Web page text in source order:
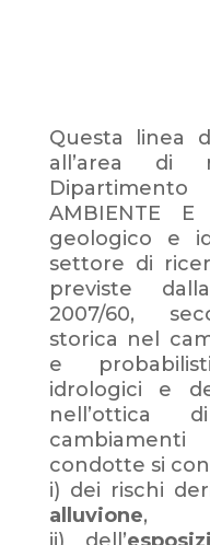
Questa linea
all’area di
Dipartimento
AMBIENTE E
geologico e
settore di
previste
2007/60,
storica nel
e
idrologici e
nell’ottica
condotte si
i) dei rischi
alluvione,